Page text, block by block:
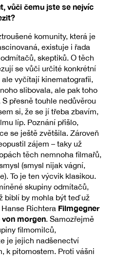
vůči čemu jste se nejvíc
komunity, která je
existuje i řada
skeptiků. O těch
se vůči určité konkrétní
vyčítají kinematografii,
slibovala, ale pak toho
přesně touhle nedůvěrou
si, že se jí třeba zbavím,
líp. Poznání přišlo,
se ještě zvětšila. Zároveň
zájem – taky už
těch nemnoha filmařů,
(smysl nijak vágní,
To je ten výcvik klasikou.
skupiny odmítačů,
biblí by mohla být teď už
Richtera Filmgegner
von morgen. Samozřejmě
filmomilců,
je jejich nadšenectví
k pitomostem. Proti vášni